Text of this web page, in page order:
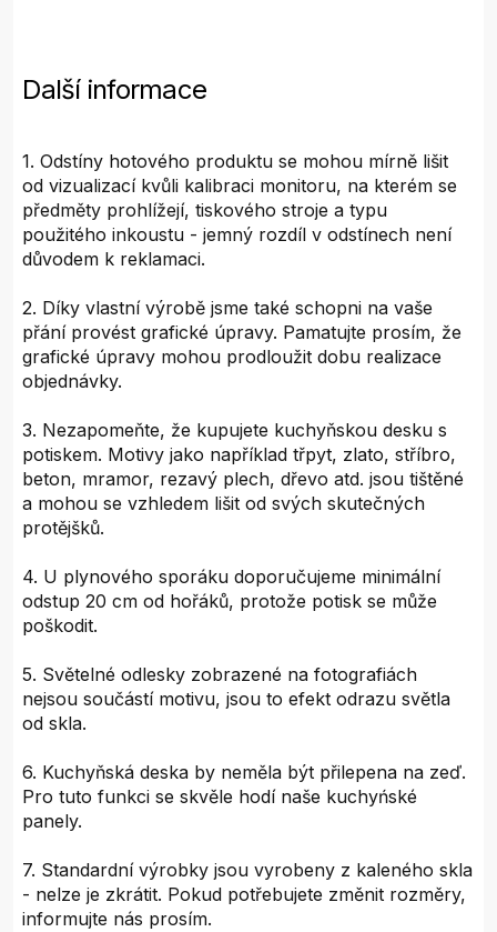
Další informace
1. Odstíny hotového produktu se mohou mírně lišit
od vizualizací kvůli kalibraci monitoru, na kterém se
předměty prohlížejí, tiskového stroje a typu
použitého inkoustu - jemný rozdíl v odstínech není
důvodem k reklamaci.
2. Díky vlastní výrobě jsme také schopni na vaše
přání provést grafické úpravy. Pamatujte prosím, že
grafické úpravy mohou prodloužit dobu realizace
objednávky.
3. Nezapomeňte, že kupujete kuchyňskou desku s
potiskem. Motivy jako například třpyt, zlato, stříbro,
beton, mramor, rezavý plech, dřevo atd. jsou tištěné
a mohou se vzhledem lišit od svých skutečných
protějšků.
4. U plynového sporáku doporučujeme minimální
odstup 20 cm od hořáků, protože potisk se může
poškodit.
5. Světelné odlesky zobrazené na fotografiách
nejsou součástí motivu, jsou to efekt odrazu světla
od skla.
6. Kuchyňská deska by neměla být přilepena na zeď.
Pro tuto funkci se skvěle hodí naše kuchyńské
panely.
7. Standardní výrobky jsou vyrobeny z kaleného skla
- nelze je zkrátit. Pokud potřebujete změnit rozměry,
informujte nás prosím.